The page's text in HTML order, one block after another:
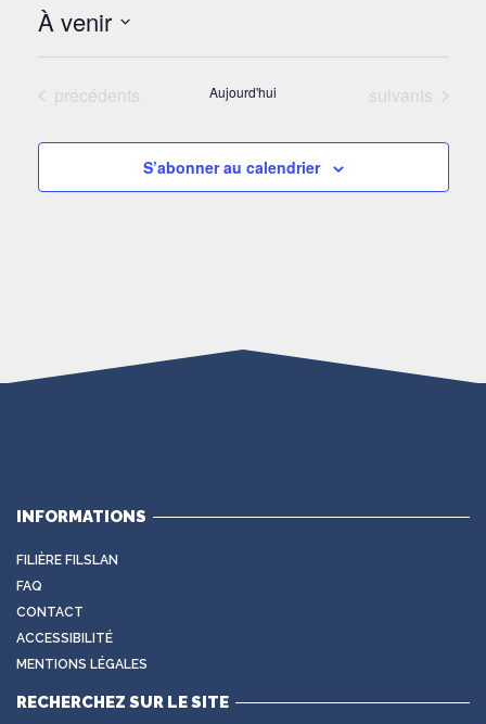
À venir
date.Évènements
précédents Aujourd'hui Évènements
suivants
S’abonner au calendrier
INFORMATIONS
FILIÈRE FILSLAN
FAQ
CONTACT
ACCESSIBILITÉ
MENTIONS LÉGALES
RECHERCHEZ SUR LE SITE